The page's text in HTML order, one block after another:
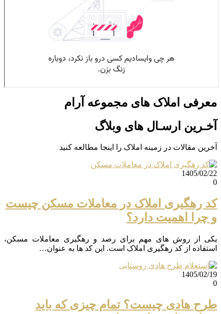
معرفی املاک های مجموعه آرام
آخـرین ارسـال های وبلاگ
آخرین مقالات در زمینه املاک را اینجا مطالعه کنید
1405/02/22
0
کد رهگیری املاک در معاملات مسکن چیست
و چرا اهمیت دارد؟
یکی از روش های مهم برای رصد و رهگیری معاملات مسکن،
استفاده از کد رهگیری املاک است. این کد ها به عنوان…
1405/02/19
0
طرح هادی چیست؟ تمام چیزی که باید